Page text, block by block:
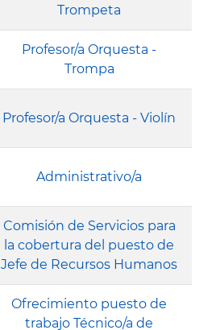
Trompeta
Profesor/a Orquesta -
Trompa
Profesor/a Orquesta - Violín
Administrativo/a
Comisión de Servicios para
la cobertura del puesto de
Jefe de Recursos Humanos
Ofrecimiento puesto de
trabajo Técnico/a de